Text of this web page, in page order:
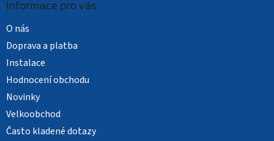
Informace pro vás
O nás
Doprava a platba
Instalace
Hodnocení obchodu
Novinky
Velkoobchod
Často kladené dotazy